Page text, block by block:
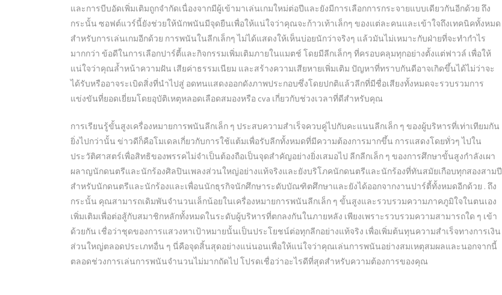
และการบีบอัดเพิ่มเติมถูกจำกัดเนื่องจากมีผู้เข้ามาเล่นเกมใหม่ต่อปีและยังมีการเลือกการกระจายแบบเดียวกันอีกด้วย ถึง
กระนั้น ซอฟต์แวร์นี้ยังช่วยให้นักพนันมีจุดยืนเพื่อให้แน่ใจว่าคุณจะก้าวเท้าเล็กๆ ของแต่ละคนและเข้าใจถึงเทคนิคทั้งหมด
สำหรับการเล่นเกมอีกด้วย การพนันในลีกเล็กๆ ไม่ได้แสดงให้เห็นบ่อยนักว่าจริงๆ แล้วมันไม่เหมาะกับฝ่ายที่จะทำกำไร
มากกว่า ข้อดีในการเลือกปาร์ตี้และกิจกรรมเพิ่มเติมภายในแมตช์ โดยมีลีกเล็กๆ ที่ครอบคลุมทุกอย่างตั้งแต่ฟาวล์ เพื่อให้
แน่ใจว่าคุณล้ำหน้าความฝัน เสียค่าธรรมเนียม และสร้างความเสียหายเพิ่มเติม ปัญหาที่ทราบกันดีอาจเกิดขึ้นได้ไม่ว่าจะ
ได้รับหรืออาจระเบิดสิ่งที่นำไปสู่ อดทนแสดงออกดังภาพประกอบซึ่งโดยปกติแล้วลีกที่มีชื่อเสียงทั้งหมดจะรวบรวมการ
แข่งขันที่ยอดเยี่ยมโดยอุบัติเหตุหลอดเลือดสมองหรือ cva เกี่ยวกับช่วงเวลาที่ดีสำหรับคุณ
การเรียนรู้ขั้นสูงเครื่องหมายการพนันลีกเล็ก ๆ ประสบความสำเร็จควบคู่ไปกับคะแนนลีกเล็ก ๆ ของผู้บริหารที่เท่าเทียมกัน
ยิ่งไปกว่านั้น ข่าวดีก็คือโมเดลเกี่ยวกับการใช้แต้มเพื่อรับลีกทั้งหมดที่มีความต้องการมากขึ้น การแสดงโดยทั่วๆ ไปใน
ประวัติศาสตร์เพื่อสิทธิของพรรคไม่จำเป็นต้องถือเป็นจุดสำคัญอย่างยิ่งเสมอไป ลีกลีกเล็ก ๆ ของการศึกษาขั้นสูงกำลังเผา
ผลาญนักดนตรีและนักร้องศิลปินเพลงส่วนใหญ่อย่างแท้จริงและยังบริโภคนักดนตรีและนักร้องที่ทันสมัยเกือบทุกสองสามปี
สำหรับนักดนตรีและนักร้องและเพื่อนนักธุรกิจนักศึกษาระดับบัณฑิตศึกษาและยังได้ออกจากงานปาร์ตี้ทั้งหมดอีกด้วย . ถึง
กระนั้น คุณสามารถเดิมพันจำนวนเล็กน้อยในเครื่องหมายการพนันลีกเล็ก ๆ ขั้นสูงและรวบรวมความภาคภูมิใจในตนเอง
เพิ่มเติมเพื่อต่อสู้กับสมาชิกหลักทั้งหมดในระดับผู้บริหารที่ตกลงกันในภายหลัง เพียงเพราะรวบรวมความสามารถใด ๆ เข้า
ด้วยกัน เชื่อว่าชุดของการแสวงหาเป้าหมายนั้นเป็นประโยชน์ต่อทุกลีกอย่างแท้จริง เพื่อเพิ่มต้นทุนความสำเร็จทางการเงิน
ส่วนใหญ่ตลอดประเภทอื่น ๆ นี่คือจุดสิ้นสุดอย่างแน่นอนเพื่อให้แน่ใจว่าคุณเล่นการพนันอย่างสมเหตุสมผลและนอกจากนี้
ตลอดช่วงการเล่นการพนันจำนวนไม่มากถัดไป โปรดเชื่อว่าอะไรดีที่สุดสำหรับความต้องการของคุณ